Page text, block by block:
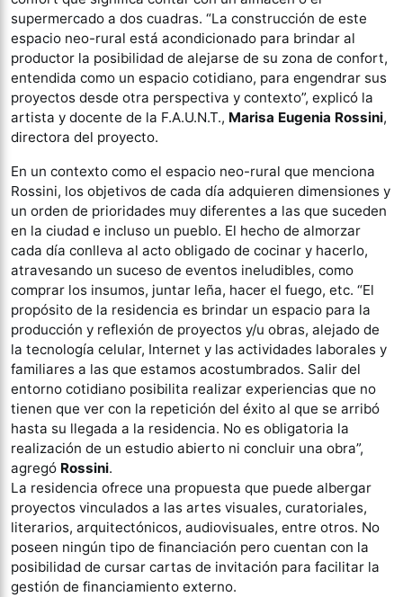
supermercado a dos cuadras. “La construcción de este
espacio neo-rural está acondicionado para brindar al
productor la posibilidad de alejarse de su zona de confort,
entendida como un espacio cotidiano, para engendrar sus
proyectos desde otra perspectiva y contexto”, explicó la
artista y docente de la F.A.U.N.T., Marisa Eugenia Rossini,
directora del proyecto.
En un contexto como el espacio neo-rural que menciona
Rossini, los objetivos de cada día adquieren dimensiones y
un orden de prioridades muy diferentes a las que suceden
en la ciudad e incluso un pueblo. El hecho de almorzar
cada día conlleva al acto obligado de cocinar y hacerlo,
atravesando un suceso de eventos ineludibles, como
comprar los insumos, juntar leña, hacer el fuego, etc. “El
propósito de la residencia es brindar un espacio para la
producción y reflexión de proyectos y/u obras, alejado de
la tecnología celular, Internet y las actividades laborales y
familiares a las que estamos acostumbrados. Salir del
entorno cotidiano posibilita realizar experiencias que no
tienen que ver con la repetición del éxito al que se arribó
hasta su llegada a la residencia. No es obligatoria la
realización de un estudio abierto ni concluir una obra”,
agregó Rossini.
La residencia ofrece una propuesta que puede albergar
proyectos vinculados a las artes visuales, curatoriales,
literarios, arquitectónicos, audiovisuales, entre otros. No
poseen ningún tipo de financiación pero cuentan con la
posibilidad de cursar cartas de invitación para facilitar la
gestión de financiamiento externo.